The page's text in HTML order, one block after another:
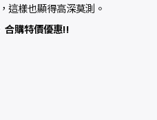
這樣也顯得高深莫測。
合購特價優惠!!